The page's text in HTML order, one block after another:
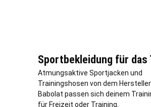
Sportbekleidung für das
Atmungsaktive Sportjacken und
Trainingshosen von dem
Babolat passen sich deinem
für Freizeit oder Training.